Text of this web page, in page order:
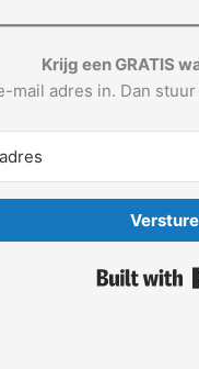
Krijg een GRATIS
mail adres in. Dan